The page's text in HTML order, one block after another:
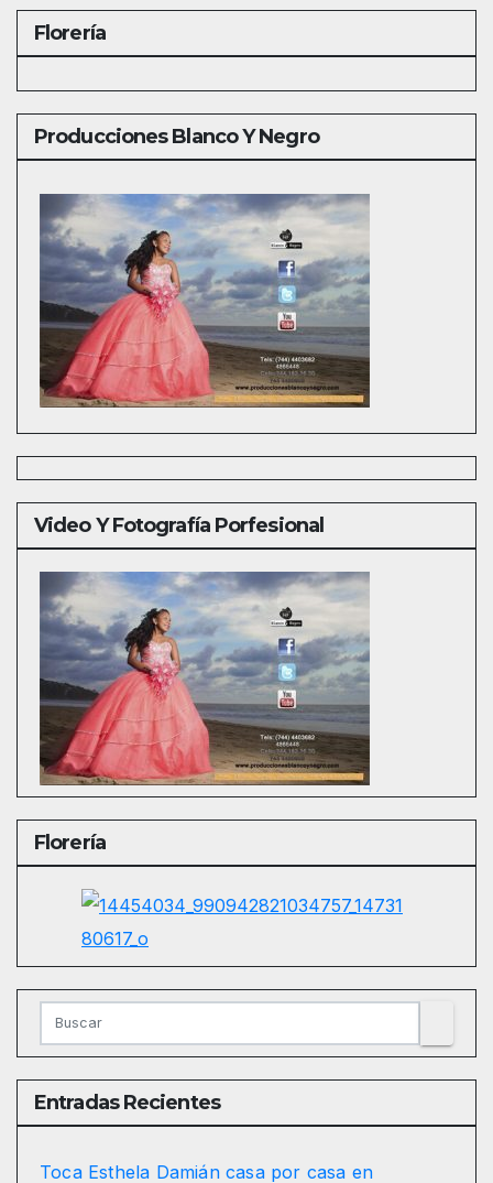
Florería
Producciones Blanco Y Negro
Video Y Fotografía Porfesional
Florería
Entradas Recientes
Toca Esthela Damián casa por casa en